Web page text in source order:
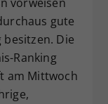
gute
Die
Ranking
am Mittwoch